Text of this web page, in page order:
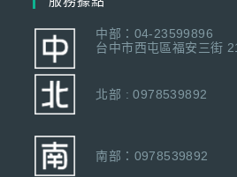
中部：04-23599896
台中市西屯區福安三街
北部 : 0978539892
南部：0978539892